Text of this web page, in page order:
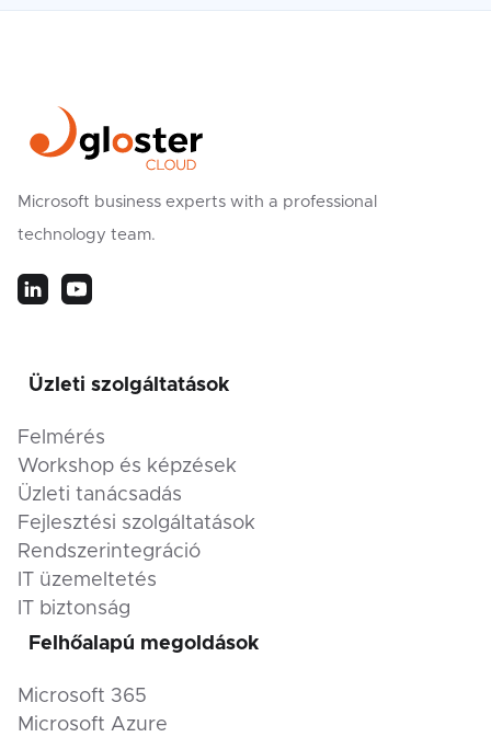
Microsoft business experts with a professional
technology team.
Üzleti szolgáltatások
Felmérés
Workshop és képzések
Üzleti tanácsadás
Fejlesztési szolgáltatások
Rendszerintegráció
IT üzemeltetés
IT biztonság
Felhőalapú megoldások
Microsoft 365
Microsoft Azure